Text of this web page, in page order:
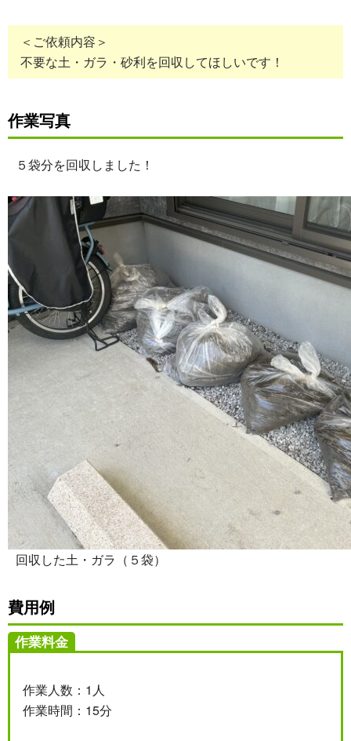
＜ご依頼内容＞
不要な土・ガラ・砂利を回収してほしいです！
作業写真
５袋分を回収しました！
回収した土・ガラ（５袋）
費用例
作業料金
作業人数：1人
作業時間：15分